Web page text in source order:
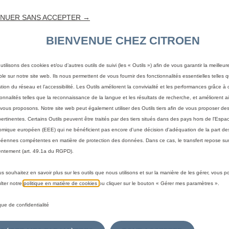
véhicule
méthode pour identifier votre véhicule et afficher les
Par modèle
Par N° de VIN
SANS ACCEPTER →
BIENVENUE CHEZ CITROEN
des cookies et/ou d’autres outils de suivi (les « Outils ») afin de vous garantir la
sur notre site web. Ils nous permettent de vous fournir des fonctionnalités essentielles telles
du réseau et l’accessibilité. Les Outils améliorent la convivialité et les performances grâce à
telles que la reconnaissance de la langue et les résultats de recherche, et améliorent
proposons. Notre site web peut également utiliser des Outils tiers afin de vous proposer
Certains Outils peuvent être traités par des tiers situés dans des pays hors de
européen (EEE) qui ne bénéficient pas encore d'une décision d'adéquation de la part
compétentes en matière de protection des données. Dans ce cas, le transfert repose
(art. 49.1a du RGPD).
souhaitez en savoir plus sur les outils que nous utilisons et sur la manière de les gérer, vous
notre politique en matière de cookies ou cliquer sur le bouton « Gérer mes paramètres ».
de confidentialité